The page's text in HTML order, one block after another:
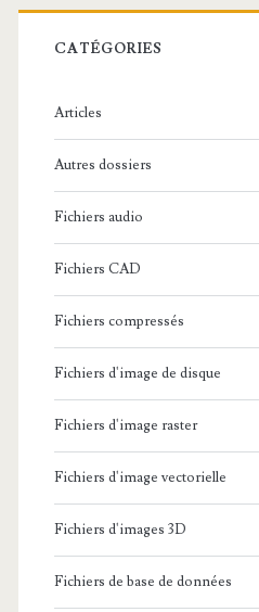
r
c
:
CATÉGORIES
Articles
Autres dossiers
Fichiers audio
Fichiers CAD
Fichiers compressés
Fichiers d'image de disque
Fichiers d'image raster
Fichiers d'image vectorielle
Fichiers d'images 3D
Fichiers de base de données